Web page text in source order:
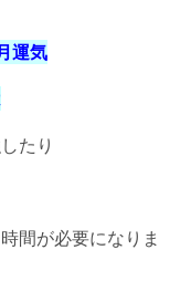
運気
たり
間が必要になりま